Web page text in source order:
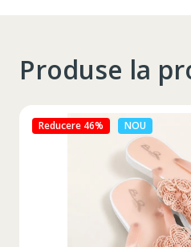
Produse la
Reducere 46% NOU